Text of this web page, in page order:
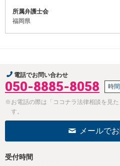
所属弁護士会
福岡県
電話でお問い合わせ
050-8885-8058 時
※お電話の際は「ココナラ法律相談を見
す。
メールで
受付時間